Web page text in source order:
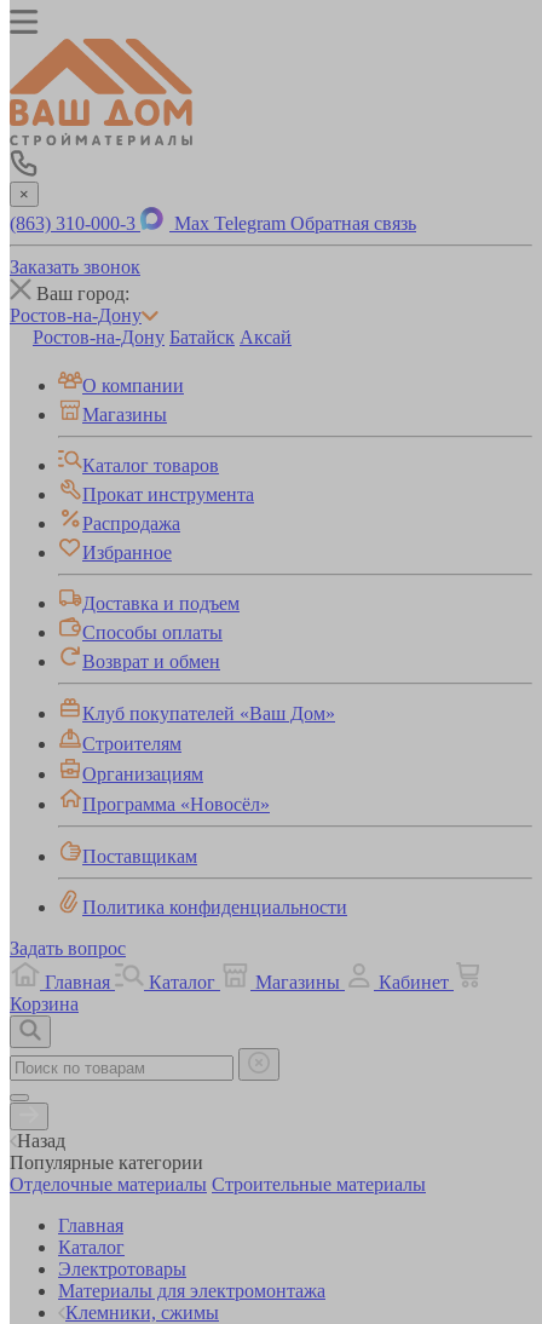
×
(863) 310-000-3 Max Telegram Обратная связь
Заказать звонок
Ваш город:
Ростов-на-Дону
Ростов-на-Дону Батайск Аксай
О компании
Магазины
Каталог товаров
Прокат инструмента
Распродажа
Избранное
Доставка и подъем
Способы оплаты
Возврат и обмен
Клуб покупателей «Ваш Дом»
Строителям
Организациям
Программа «Новосёл»
Поставщикам
Политика конфиденциальности
Задать вопрос
Главная
Каталог Магазины
Кабинет
Корзина
Назад
Популярные категории
Отделочные материалы Строительные материалы
Главная
Каталог
Электротовары
Материалы для электромонтажа
Клемники, сжимы